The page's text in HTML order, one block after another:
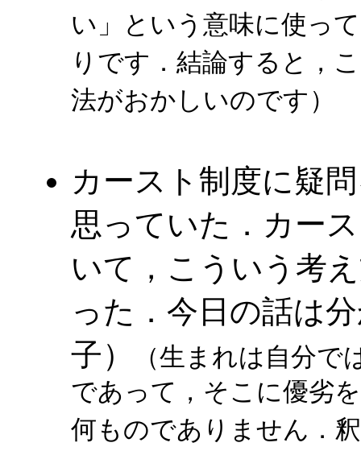
い」という意味に使っ
りです．結論すると，
法がおかしいのです）
カースト制度に疑
思っていた．カー
いて，こういう考
った．今日の話は
子）
（生まれは自分
であって，そこに優劣
何ものでありません．